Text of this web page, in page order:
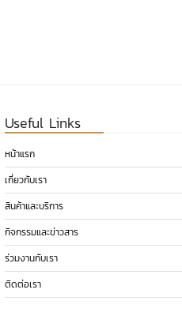
นวัตกรรมเพื่อสนับสนุนเรื่อง
จัดการกากอุตสาหกรรมนำมาซึ่
เศรษฐกิจหมุนเวียน
Useful Links
หน้าแรก
เกี่ยวกับเรา
สินค้าและบริการ
กิจกรรมและข่าวสาร
ร่วมงานกับเรา
ติดต่อเรา